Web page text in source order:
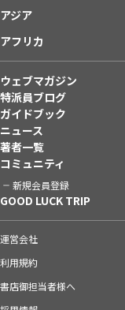
アジア
アフリカ
ウェブマガジン
特派員ブログ
ガイドブック
ニュース
著者一覧
コミュニティ
新規会員登録
GOOD LUCK TRIP
運営会社
利用規約
書店御担当者様へ